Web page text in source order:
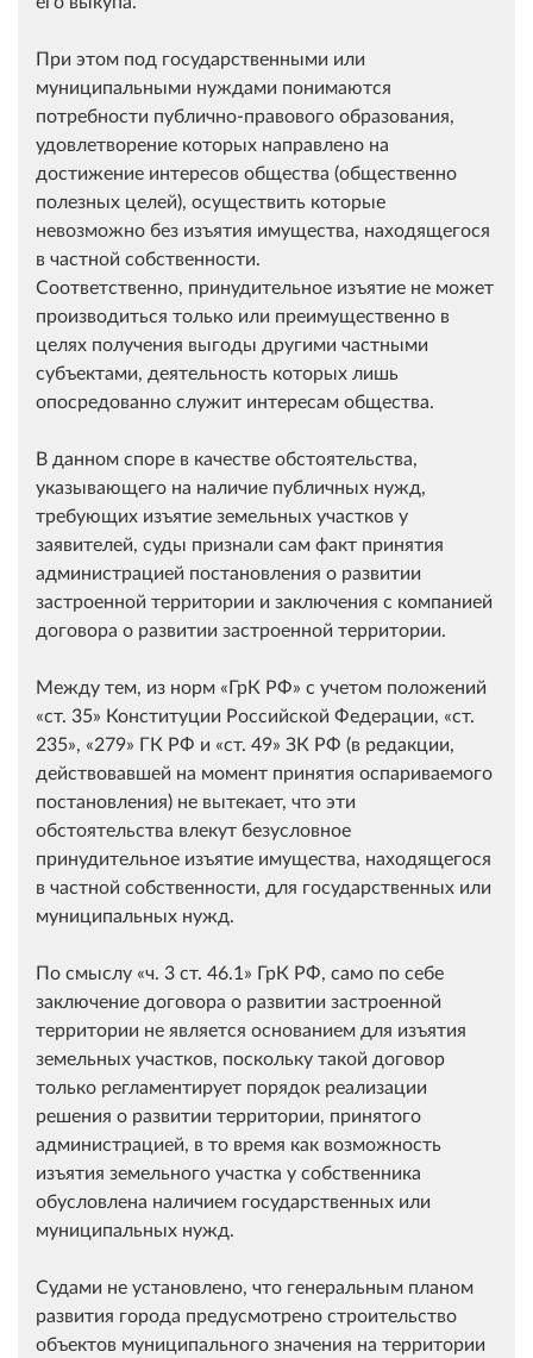
При этом под государственными или
муниципальными нуждами понимаются
потребности публично-правового образования,
удовлетворение которых направлено на
достижение интересов общества (общественно
полезных целей), осуществить которые
невозможно без изъятия имущества, находящегося
в частной собственности.
Соответственно, принудительное изъятие не может
производиться только или преимущественно в
целях получения выгоды другими частными
субъектами, деятельность которых лишь
опосредованно служит интересам общества.
В данном споре в качестве обстоятельства,
указывающего на наличие публичных нужд,
требующих изъятие земельных участков у
заявителей, суды признали сам факт принятия
администрацией постановления о развитии
застроенной территории и заключения с компанией
договора о развитии застроенной территории.
Между тем, из норм ГрК РФ
с учетом положений
ст. 35
Конституции Российской Федерации,
ст.
235 , 279 ГК РФ и ст. 49 ЗК РФ (в редакции,
действовавшей на момент принятия оспариваемого
постановления) не вытекает, что эти
обстоятельства влекут безусловное
принудительное изъятие имущества, находящегося
в частной собственности, для государственных или
муниципальных нужд.
По смыслу ч. 3 ст. 46.1
ГрК РФ, само по себе
заключение договора о развитии застроенной
территории не является основанием для изъятия
земельных участков, поскольку такой договор
только регламентирует порядок реализации
решения о развитии территории, принятого
администрацией, в то время как возможность
изъятия земельного участка у собственника
обусловлена наличием государственных или
муниципальных нужд.
Судами не установлено, что генеральным планом
развития города предусмотрено строительство
объектов муниципального значения на территории